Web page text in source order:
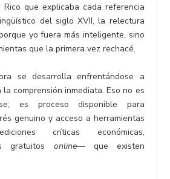
Rico que explicaba cada referencia
del siglo XVII, la relectura
yo fuera más inteligente, sino
que la primera vez rechacé.
se desarrolla enfrentándose a
comprensión inmediata. Eso no es
es proceso disponible para
genuino y acceso a herramientas
críticas económicas,
gratuitos online— que existen